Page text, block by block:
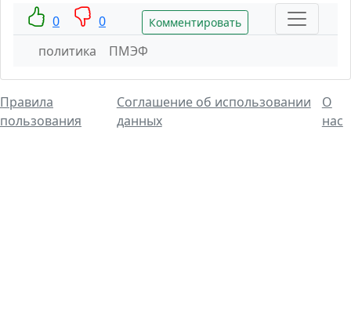
0 0 Комментировать
политика ПМЭФ
Правила
пользования
Соглашение об использовании
данных
О
нас